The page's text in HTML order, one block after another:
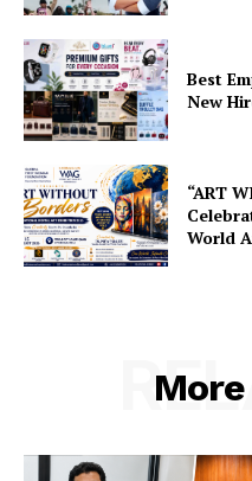
Best
New
“ART
World